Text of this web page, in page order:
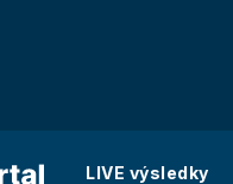
LIVE výsledky